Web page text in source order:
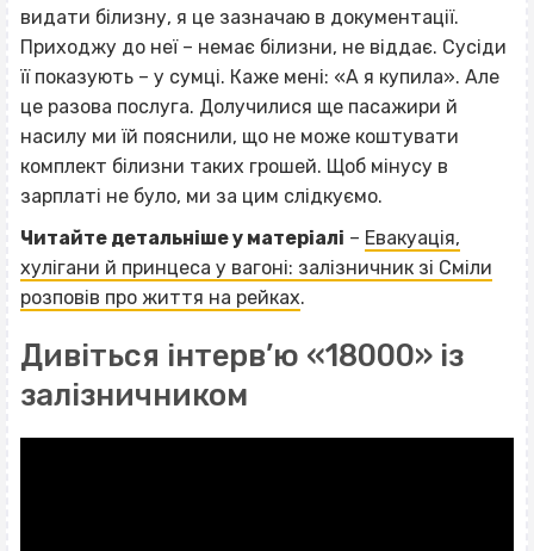
видати білизну, я це зазначаю в документації.
Приходжу до неї – немає білизни, не віддає. Сусіди
її показують – у сумці. Каже мені: «А я купила». Але
це разова послуга. Долучилися ще пасажири й
насилу ми їй пояснили, що не може коштувати
комплект білизни таких грошей. Щоб мінусу в
зарплаті не було, ми за цим слідкуємо.
Читайте детальніше у матеріалі – Евакуація,
хулігани й принцеса у вагоні: залізничник зі Сміли
розповів про життя на рейках.
Дивіться інтерв’ю «18000» із
залізничником